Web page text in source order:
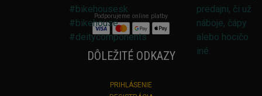
Podporujeme online platby
DÔLEŽITÉ ODKAZY
PRIHLÁSENIE